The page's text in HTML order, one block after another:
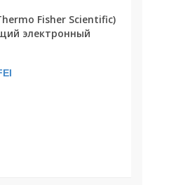
Fisher Scientific)
электронный